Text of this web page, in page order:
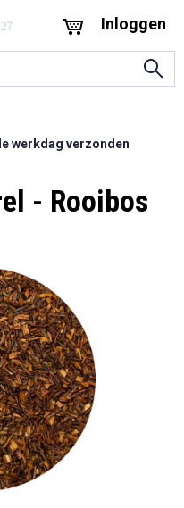
Inloggen
werkdag verzonden
- Rooibos